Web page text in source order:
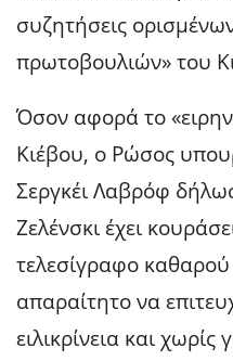
συζητήσεις
πρωτοβουλιών» του
Όσον αφορά το
Κιέβου, ο Ρώσος
Σεργκέι Λαβρόφ
Ζελένσκι έχει
τελεσίγραφο καθαρού
απαραίτητο να
ειλικρίνεια και